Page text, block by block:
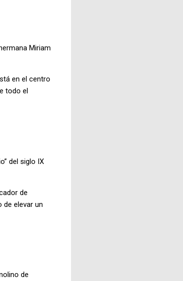
Miriam
en el centro
todo el
del siglo IX
de
elevar un
de